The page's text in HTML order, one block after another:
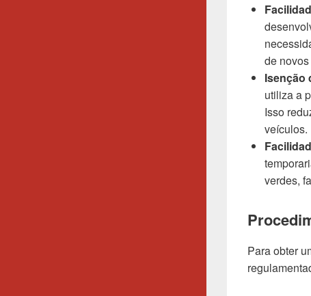
de
Isenção
utiliza a
Isso
veículos.
verdes,
Para obter